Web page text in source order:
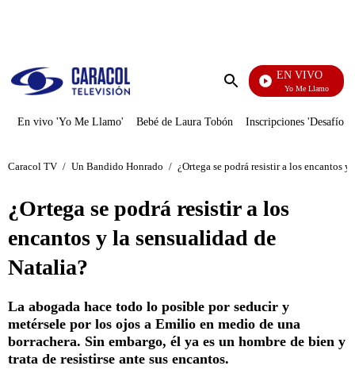
Enviar
EN VIVO
Yo Me Llamo
En vivo 'Yo Me Llamo' Bebé de Laura Tobón Inscripciones 'Desafío'
Caracol TV / Un Bandido Honrado / ¿Ortega se podrá resistir a los encantos
¿Ortega se podrá resistir a los
encantos y la sensualidad de
Natalia?
La abogada hace todo lo posible por seducir y
metérsele por los ojos a Emilio en medio de una
borrachera. Sin embargo, él ya es un hombre de bien y
trata de resistirse ante sus encantos.